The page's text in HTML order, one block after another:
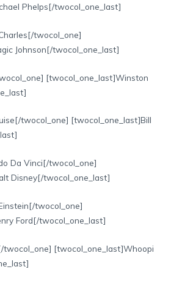
Phelps[/twocol_one_last]
twocol_one]
Johnson[/twocol_one_last]
[twocol_one_last]Winston
twocol_one] [twocol_one_last]Bill
Da Vinci[/twocol_one]
Disney[/twocol_one_last]
twocol_one]
Ford[/twocol_one_last]
twocol_one] [twocol_one_last]Whoopi